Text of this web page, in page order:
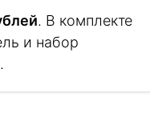
. В комплекте
и набор